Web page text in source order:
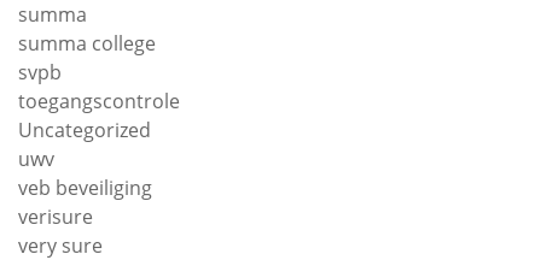
summa
summa college
svpb
toegangscontrole
Uncategorized
uwv
veb beveiliging
verisure
very sure